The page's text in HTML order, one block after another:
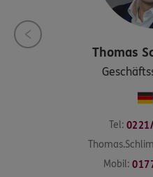
Thomas
Tel:
Mobil: